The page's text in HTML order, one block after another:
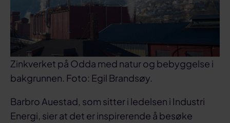
Zinkverket på Odda med natur og bebyggelse i
bakgrunnen. Foto: Egil Brandsøy.
Barbro Auestad, som sitter i ledelsen i Industri
Energi, sier at det er inspirerende å besøke